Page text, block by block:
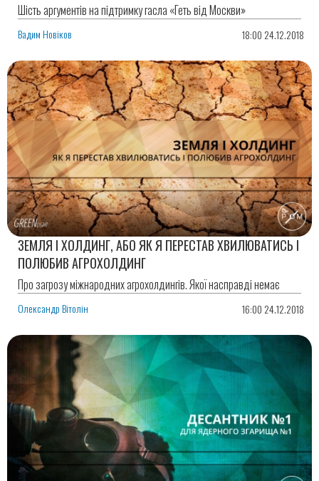
Шість аргументів на підтримку гасла «Геть від Москви»
Вадим Новіков 18:00 24.12.2018
ЗЕМЛЯ І ХОЛДИНГ, АБО ЯК Я ПЕРЕСТАВ ХВИЛЮВАТИСЬ І
ПОЛЮБИВ АГРОХОЛДИНГ
Про загрозу міжнародних агрохолдингів. Якої насправді немає
Олександр Вітолін 16:00 24.12.2018